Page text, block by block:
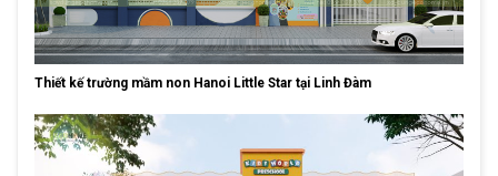
Thiết kế trường mầm non Hanoi Little Star tại Linh Đàm